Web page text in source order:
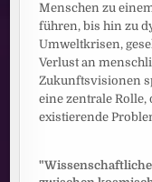
Menschen zu
führen, bis hin zu
Umweltkrisen,
Verlust an
Zukunftsvisionen
eine zentrale
existierende